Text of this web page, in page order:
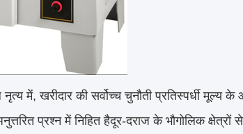
में, खरीदार की सर्वोच्च चुनौती प्रतिस्पर्धी मूल्य
प्रश्न में निहित हैदूर-दराज के भौगोलिक क्षेत्रों